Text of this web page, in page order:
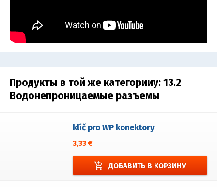
Продукты в той же категорииy:13.2
Водонепроницаемые разъемы
klíč pro WP konektory
3,33 €
add_shopping_cart ДОБАВИТЬ В КОРЗИНУ